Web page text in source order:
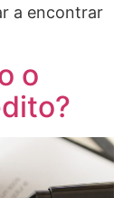
a encontrar
o